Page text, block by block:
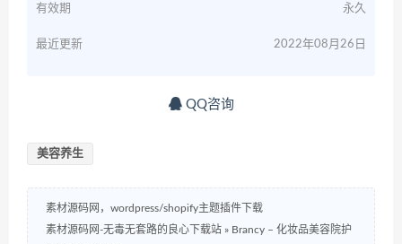
有效期 永久
最近更新 2022年08月26日
QQ咨询
美容养生
素材源码网，wordpress/shopify主题插件下载
素材源码网-无毒无套路的良心下载站 » Brancy – 化妆品美容院护